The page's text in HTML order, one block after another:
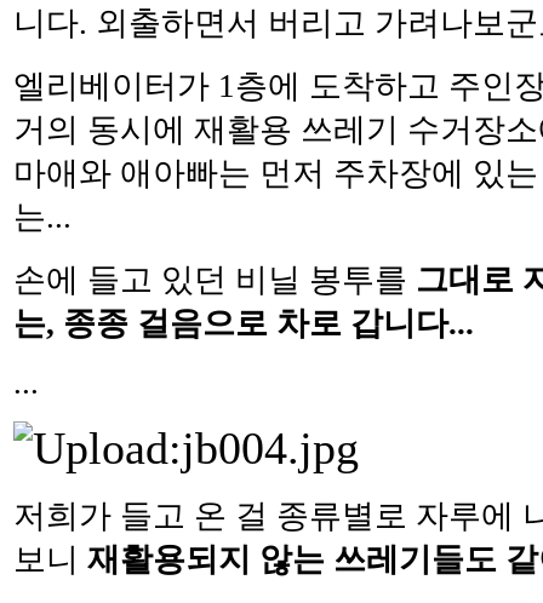
니다. 외출하면서 버리고 가려나보
엘리베이터가 1층에 도착하고 주인
거의 동시에 재활용 쓰레기 수거장
마애와 애아빠는 먼저 주차장에 있
는...
손에 들고 있던 비닐 봉투를 그대로
는, 종종 걸음으로 차로 갑니다...
...
저희가 들고 온 걸 종류별로 자루에
보니 재활용되지 않는 쓰레기들도